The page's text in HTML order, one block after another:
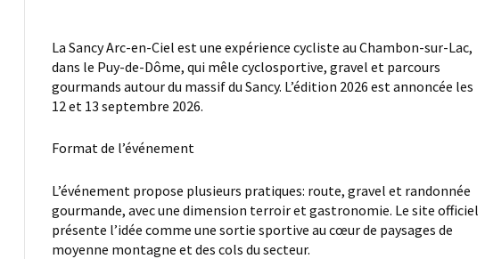
La Sancy Arc-en-Ciel est une expérience cycliste au Chambon-sur-Lac,
dans le Puy-de-Dôme, qui mêle cyclosportive, gravel et parcours
gourmands autour du massif du Sancy. L’édition 2026 est annoncée les
12 et 13 septembre 2026.
Format de l’événement
L’événement propose plusieurs pratiques: route, gravel et randonnée
gourmande, avec une dimension terroir et gastronomie. Le site officiel
présente l’idée comme une sortie sportive au cœur de paysages de
moyenne montagne et des cols du secteur.